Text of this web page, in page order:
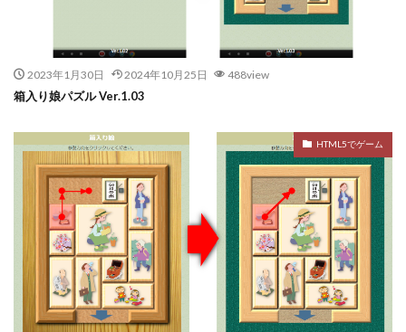
2023年1月30日 2024年10月25日 488view
箱入り娘パズル Ver.1.03
HTML5でゲーム